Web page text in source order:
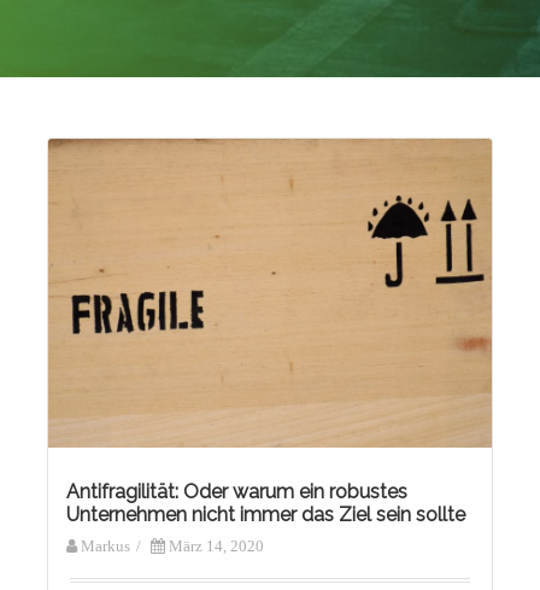
Antifragilität: Oder warum ein robustes
Unternehmen nicht immer das Ziel sein sollte
Markus / März 14, 2020